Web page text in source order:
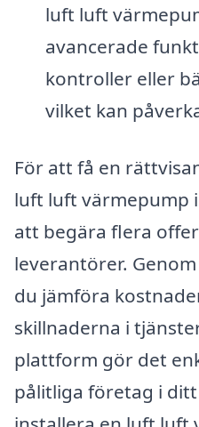
luft luft
avancerade
kontroller eller
vilket kan
För att få en
luft luft värmepump
att begära flera
leverantörer.
du jämföra
skillnaderna i
plattform gör det
pålitliga företag i